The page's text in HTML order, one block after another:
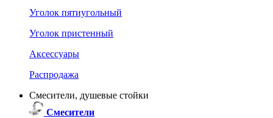
Уголок пятиугольный
Уголок пристенный
Аксессуары
Распродажа
Смесители, душевые стойки
Смесители